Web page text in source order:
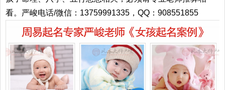
看。严峻电话/微信：13759991335，QQ：908551855